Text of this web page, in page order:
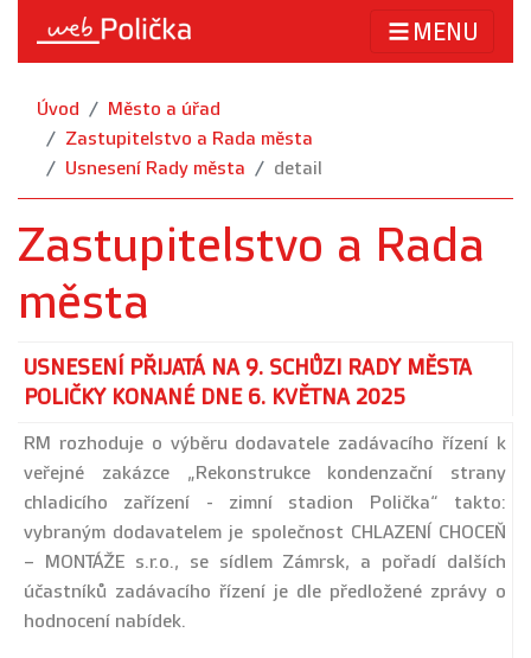
MENU
Úvod
Město a úřad
Zastupitelstvo a Rada města
Usnesení Rady města
detail
Zastupitelstvo a Rada
města
USNESENÍ PŘIJATÁ NA 9. SCHŮZI RADY MĚSTA
POLIČKY KONANÉ DNE 6. KVĚTNA 2025
RM rozhoduje o výběru dodavatele zadávacího řízení k
veřejné zakázce „Rekonstrukce kondenzační strany
chladicího zařízení - zimní stadion Polička“ takto:
vybraným dodavatelem je společnost CHLAZENÍ CHOCEŇ
– MONTÁŽE s.r.o., se sídlem Zámrsk, a pořadí dalších
účastníků zadávacího řízení je dle předložené zprávy o
hodnocení nabídek.